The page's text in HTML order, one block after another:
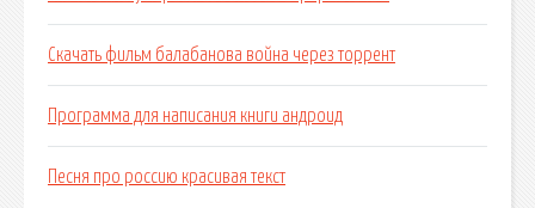
Скачать фильм балабанова война через торрент
Программа для написания книги андроид
Песня про россию красивая текст